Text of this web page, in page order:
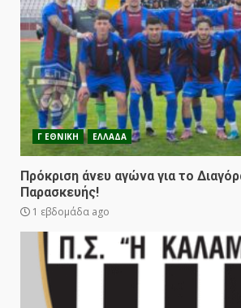
Γ ΕΘΝΙΚΗ ΕΛΛΑΔΑ
Πρόκριση άνευ αγώνα για το
Παρασκευής!
1 εβδομάδα ago